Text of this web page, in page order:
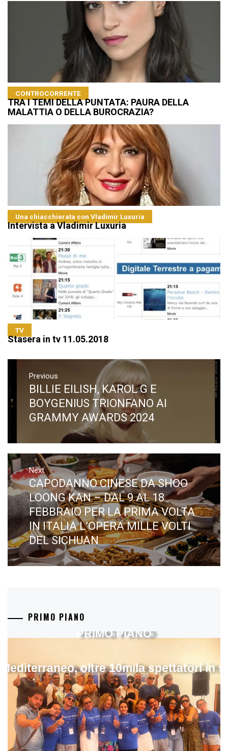
CONTROCORRENTE
TRA I TEMI DELLA PUNTATA: PAURA DELLA
MALATTIA O DELLA BUROCRAZIA?
Una chiacchierata con Vladimir Luxuria
Intervista a Vladimir Luxuria
TV
Stasera in tv 11.05.2018
Navigazione
articoli
Previous
Previous
post:
BILLIE EILISH, KAROL G E
BOYGENIUS TRIONFANO AI
GRAMMY AWARDS 2024
Next
Next
post:
CAPODANNO CINESE DA SHOO
LOONG KAN – DAL 9 AL 18
FEBBRAIO PER LA PRIMA VOLTA
IN ITALIA L’OPERA MILLE VOLTI
DEL SICHUAN
PRIMO PIANO
oltre 10mila spettatori in
PRIMO PIANO